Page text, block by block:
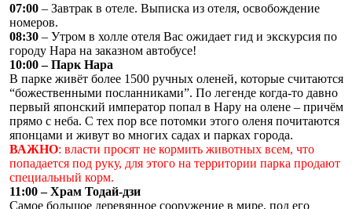
07:00 – Завтрак в отеле. Выписка из отеля, освобождение
номеров.
08:30 – Утром в холле отеля Вас ожидает гид и экскурсия по
городу Нара на заказном автобусе!
10:00 – Парк Нара
В парке живёт более 1500 ручных оленей, которые считаются
“божественными посланниками”. По легенде когда-то давно
первый японский император попал в Нару на олене – причём
прямо с неба. С тех пор все потомки этого оленя почитаются
японцами и живут во многих садах и парках города.
ВАЖНО: власти просят не кормить животных всем, что
попадается под руку, для этого на территории парка продают
специальный корм.
11:00 – Храм Тодай-дзи
Самое большое деревянное сооружение в мире, под его